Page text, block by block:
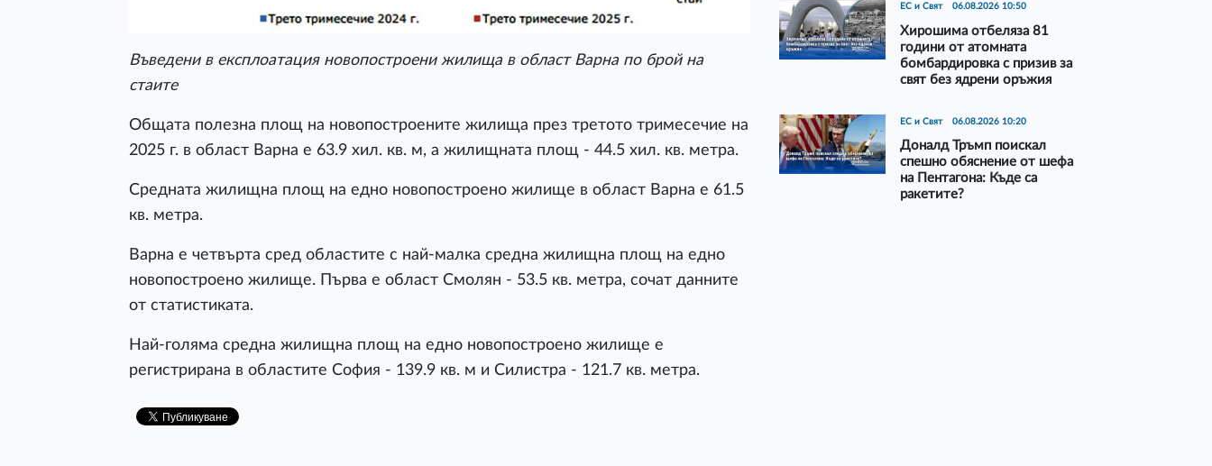
Въведени в експлоатация новопостроени жилища в област Варна по брой на
стаите
Общата полезна площ на новопостроените жилища през третото тримесечие на
2025 г. в област Варна е 63.9 хил. кв. м, а жилищната площ - 44.5 хил. кв. метра.
Средната жилищна площ на едно новопостроено жилище в област Варна е 61.5
кв. метра.
Варна е четвърта сред областите с най-малка средна жилищна площ на едно
новопостроено жилище. Първа е област Смолян - 53.5 кв. метра, сочат данните
от статистиката.
Най-голяма средна жилищна площ на едно новопостроено жилище е
регистрирана в областите София - 139.9 кв. м и Силистра - 121.7 кв. метра.
ЕС и Свят 06.08.2026 10:50
Хирошима отбеляза 81
години от атомната
бомбардировка с призив за
свят без ядрени оръжия
ЕС и Свят 06.08.2026 10:20
Доналд Тръмп поискал
спешно обяснение от шефа
на Пентагона: Къде са
ракетите?